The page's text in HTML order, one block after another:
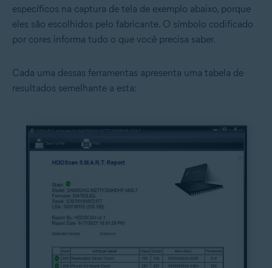
específicos na captura de tela de exemplo abaixo, porque
eles são escolhidos pelo fabricante. O símbolo codificado
por cores informa tudo o que você precisa saber.
Cada uma dessas ferramentas apresenta uma tabela de
resultados semelhante a esta: